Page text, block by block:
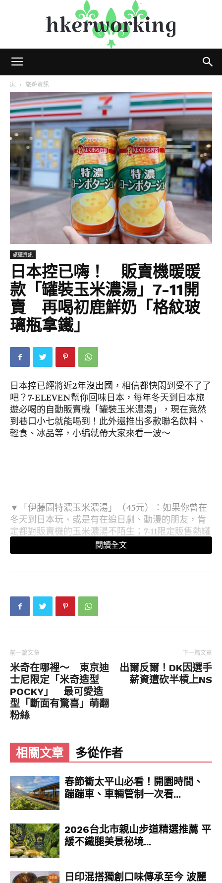
家 旅遊資訊
旅遊資訊
日本控已嗨！ 販賣機暖暖
款「罐裝玉米濃湯」7-11開
賣 再喝初鹿鮮奶「格紋玻
璃瓶拿鐵」
日本控已經將近2年沒出國，相信都快悶到受不了了
吧？7-ELEVEN幫你回味日本，每年冬天到日本旅
遊必喝的自動販賣機「罐裝玉米濃湯」，現在竟然
到巷口小七就能喝到！此外還推出多款聯名飲料、
輕食、冰品等，小編就帶大家來看一波～
▼「伊藤園特濃玉米濃湯」（45元）：如果你曾在
冬天到日本玩、或是有在追日劇、動漫的朋友，肯
定都對販賣機的玉米濃湯不陌生；7-11限定販售熱罐
新品，使用北海道產的玉米粒、生奶油、牛奶製
成，飽滿玉米粒搭配濃郁濃湯，日本冬季定番飲品
延伸閱讀：
閱讀全文
前一篇文章
米奇在哪裡～ 東京迪
士尼限定「米奇造型
POCKY」 最可愛造
型「斷面有驚喜」萌翻
粉絲
下一篇文章
出爾反爾！DK因選手
薪資遭砍半槓上NS
相關文章 多從作者
春節衝太平山必看！開園時間、
蹦蹦車、車輛管制一次看...
2026台北市親山步道精選推薦 平
緩不鐵腿美景秘境...
日印混搭獨創口味傳承至今 波麗